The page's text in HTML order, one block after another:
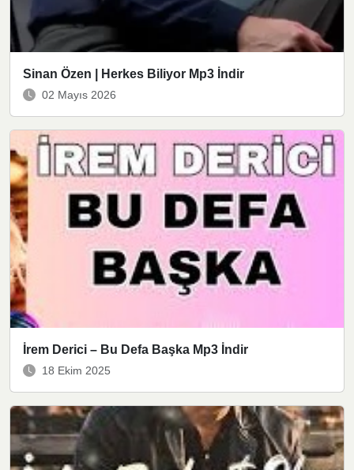
Sinan Özen | Herkes Biliyor Mp3 İndir
02 Mayıs 2026
İrem Derici – Bu Defa Başka Mp3 İndir
18 Ekim 2025